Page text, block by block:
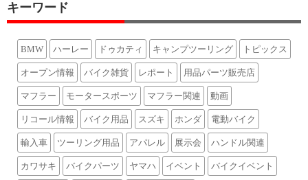
キーワード
BMW ハーレー ドゥカティ キャンプツーリング トピックス
オープン情報 バイク雑貨 レポート 用品パーツ販売店
マフラー モータースポーツ マフラー関連 動画
リコール情報 バイク用品 スズキ ホンダ 電動バイク
輸入車 ツーリング用品 アパレル 展示会 ハンドル関連
カワサキ バイクパーツ ヤマハ イベント バイクイベント